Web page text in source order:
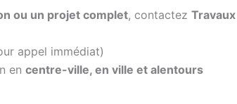
ou un projet complet, contactez Travaux
appel immédiat)
en centre-ville, en ville et alentours